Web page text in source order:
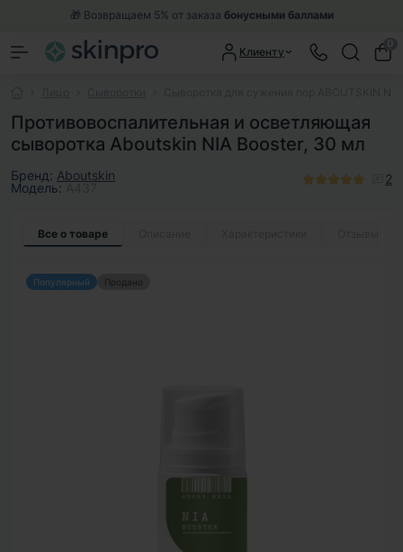
🎁 Возвращаем 5% от заказа бонусными баллами
Клиенту
Противовоспалительная и осветляющая
сыворотка Aboutskin NIA Booster, 30 мл
Бренд: Aboutskin
Модель:
2
Все о товаре
Популярный Продано